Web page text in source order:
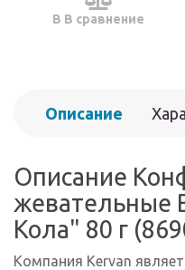
В В сравнение
Описание
Описание
жевательные
Кола" 80 г
Компания Kervan